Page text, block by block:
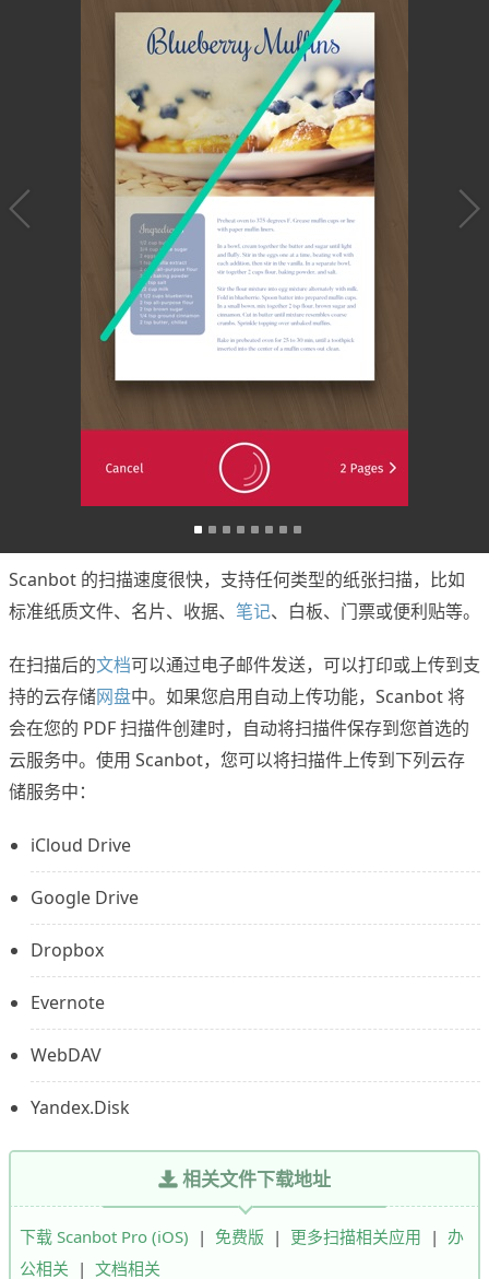
Scanbot 的扫描速度很快，支持任何类型的纸张扫描，比如
标准纸质文件、名片、收据、 笔记、白板、门票或便利贴等。
在扫描后的文档可以通过电子邮件发送，可以打印或上传到支
持的云存储网盘中。如果您启用自动上传功能，Scanbot 将
会在您的 PDF 扫描件创建时，自动将扫描件保存到您首选的
云服务中。使用 Scanbot，您可以将扫描件上传到下列云存
储服务中：
iCloud Drive
Google Drive
Dropbox
Evernote
WebDAV
Yandex.Disk
相关文件下载地址
下载 Scanbot Pro (iOS) | 免费版 | 更多扫描相关应用 | 办
公相关 | 文档相关